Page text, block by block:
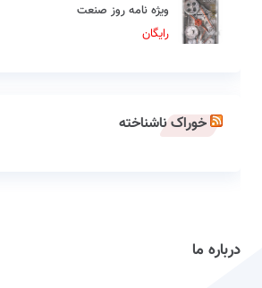
ویژه نامه روز صنعت
رایگان
خوراک ناشناخته
درباره ما